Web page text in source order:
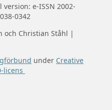
version: e-ISSN 2002-
0342
och Christian Ståhl |
under Creative
licens